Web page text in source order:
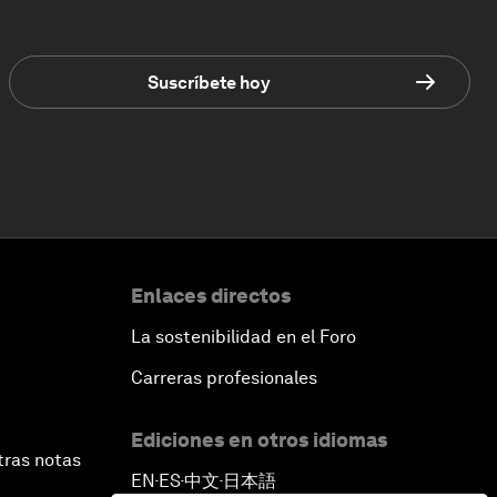
Suscríbete hoy
notas
Enlaces directos
La sostenibilidad en el Foro
Carreras profesionales
Ediciones en otros idiomas
EN ▪ES▪中文▪ 日本語